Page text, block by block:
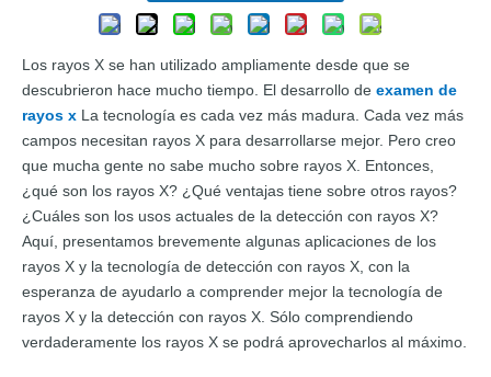
Los rayos X se han utilizado ampliamente desde que se
descubrieron hace mucho tiempo. El desarrollo de examen de
rayos x La tecnología es cada vez más madura. Cada vez más
campos necesitan rayos X para desarrollarse mejor. Pero creo
que mucha gente no sabe mucho sobre rayos X. Entonces,
¿qué son los rayos X? ¿Qué ventajas tiene sobre otros rayos?
¿Cuáles son los usos actuales de la detección con rayos X?
Aquí, presentamos brevemente algunas aplicaciones de los
rayos X y la tecnología de detección con rayos X, con la
esperanza de ayudarlo a comprender mejor la tecnología de
rayos X y la detección con rayos X. Sólo comprendiendo
verdaderamente los rayos X se podrá aprovecharlos al máximo.